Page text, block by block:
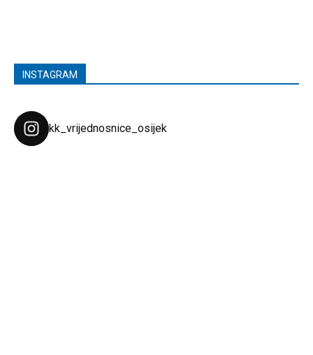
INSTAGRAM
kk_vrijednosnice_osijek